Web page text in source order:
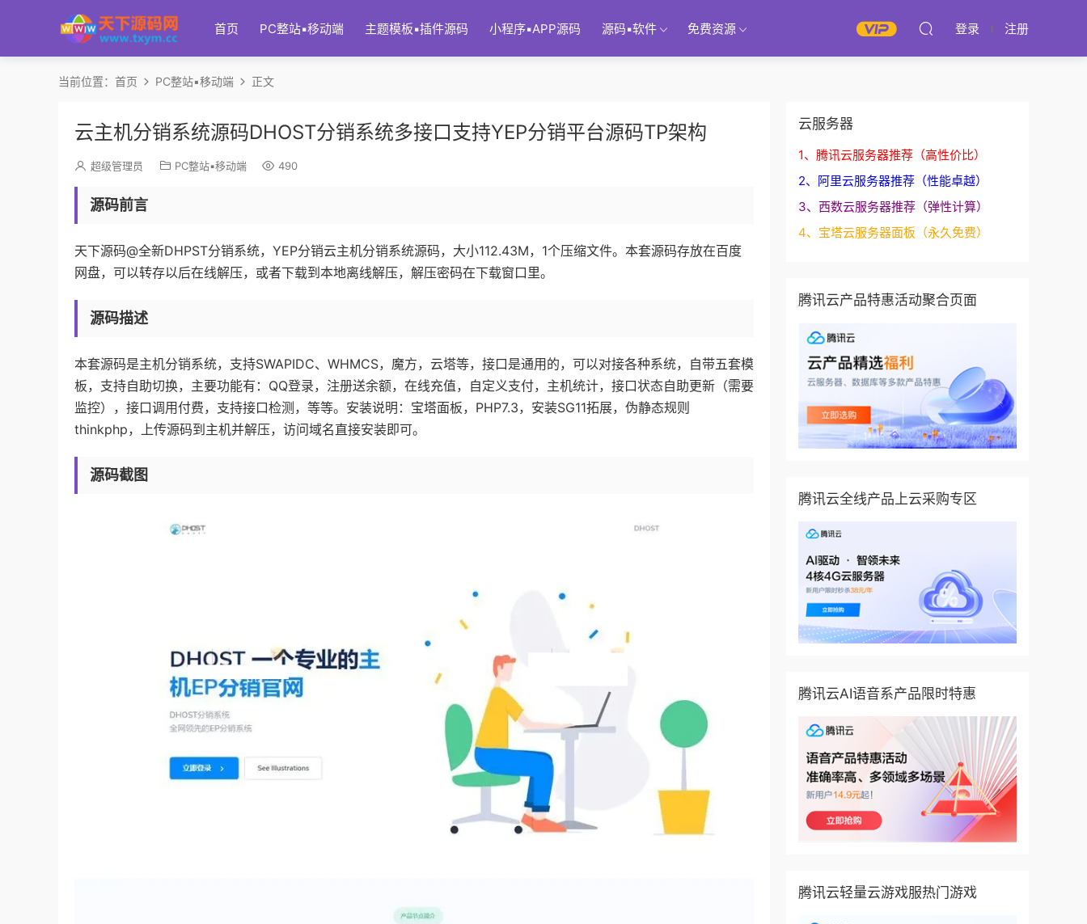
首页 PC整站▪移动端 主题模板▪插件源码 小程序▪APP源码 源码▪软件 免费资源 登录 注册
当前位置： 首页 PC整站▪移动端 正文
云主机分销系统源码DHOST分销系统多接口支持YEP分销平台源码TP架构
超级管理员 PC整站▪移动端 490
源码前言
天下源码@全新DHPST分销系统，YEP分销云主机分销系统源码，大小112.43M，1个压缩文件。本套源码存放在百度
网盘，可以转存以后在线解压，或者下载到本地离线解压，解压密码在下载窗口里。
源码描述
本套源码是主机分销系统，支持SWAPIDC、WHMCS，魔方，云塔等，接口是通用的，可以对接各种系统，自带五套模
板，支持自助切换，主要功能有：QQ登录，注册送余额，在线充值，自定义支付，主机统计，接口状态自助更新（需要
监控），接口调用付费，支持接口检测，等等。安装说明：宝塔面板，PHP7.3，安装SG11拓展，伪静态规则
thinkphp，上传源码到主机并解压，访问域名直接安装即可。
源码截图
云服务器
1、腾讯云服务器推荐（高性价比）
2、阿里云服务器推荐（性能卓越）
3、西数云服务器推荐（弹性计算）
4、宝塔云服务器面板（永久免费）
腾讯云产品特惠活动聚合页面
腾讯云全线产品上云采购专区
腾讯云AI语音系产品限时特惠
腾讯云轻量云游戏服热门游戏